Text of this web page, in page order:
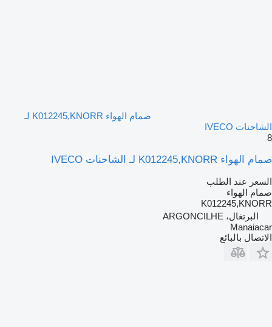
صمام الهواء K012245,KNORR لـ
الشاحنات IVECO
8
صمام الهواء K012245,KNORR لـ الشاحنات IVECO
السعر عند الطلب
صمام الهواء
K012245,KNORR
البرتغال، ARGONCILHE
Manaiacar
الاتصال بالبائع